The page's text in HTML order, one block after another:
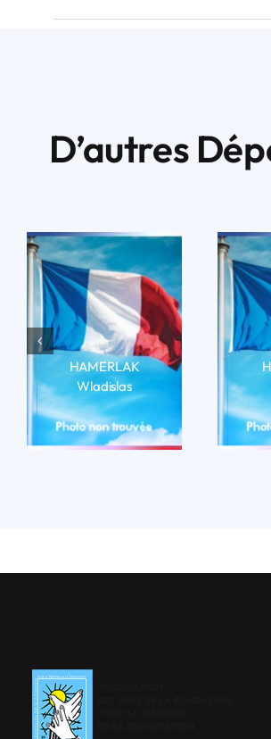
D’autres
HAMERLAK
Wladislas
LIRE LA BIO